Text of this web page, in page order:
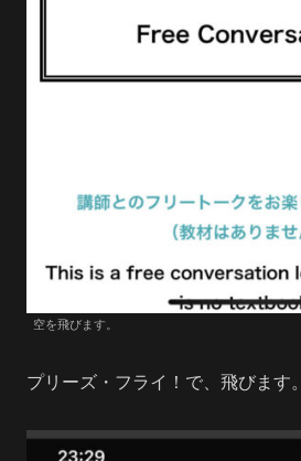
空を飛びます。
プリーズ・フライ！で、飛びます。